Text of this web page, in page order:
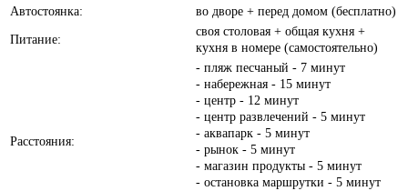
Автостоянка: во дворе + перед домом (бесплатно)
Питание:
своя столовая + общая кухня +
кухня в номере (самостоятельно)
Расстояния:
- пляж песчаный - 7 минут
- набережная - 15 минут
- центр - 12 минут
- центр развлечений - 5 минут
- аквапарк - 5 минут
- рынок - 5 минут
- магазин продукты - 5 минут
- остановка маршрутки - 5 минут